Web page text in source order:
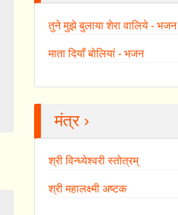
तुने मुझे बुलाया शेरा वालिये - भजन
माता दियाँ बोलियां - भजन
मंत्र ›
श्री विन्ध्येश्वरी स्तोत्रम्
श्री महालक्ष्मी अष्टक